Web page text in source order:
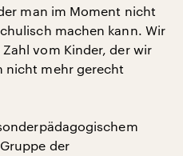
man im Moment nicht
machen kann. Wir
vom Kinder, der wir
nicht mehr gerecht
der